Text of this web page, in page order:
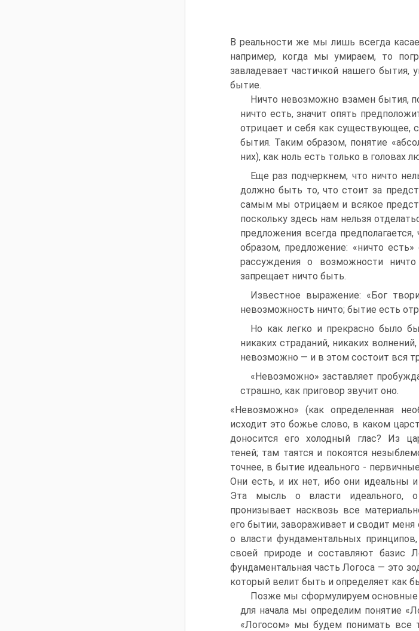
В реальности же мы лишь всегда
например, когда мы умираем, то
завладевает частичкой нашего бытия,
бытие.
Ничто невозможно взамен бытия,
ничто есть, значит опять
отрицает и себя как существующее,
бытия. Таким образом, понятие
них), как ноль есть только в головах
Еще раз подчеркнем, что ничто
должно быть то, что стоит за
самым мы отрицаем и всякое
поскольку здесь нам нельзя
предложения всегда
образом, предложение: «ничто
рассуждения о возможности
запрещает ничто быть.
Известное выражение: «Бог
невозможность ничто; бытие есть
Но как легко и прекрасно было
никаких страданий, никаких
невозможно — и в этом состоит вся
«Невозможно» заставляет
страшно, как приговор звучит оно.
«Невозможно» (как определенная
исходит это божье слово, в каком
доносится его холодный глас? Из
теней; там таятся и покоятся
точнее, в бытие идеального -
Они есть, и их нет, ибо они идеальны
Эта мысль о власти идеального,
пронизывает насквозь все
его бытии, завораживает и сводит
о власти фундаментальных
своей природе и составляют базис
фундаментальная часть Логоса — это
который велит быть и определяет как
Позже мы сформулируем основные
для начала мы определим понятие
«Логосом» мы будем понимать все